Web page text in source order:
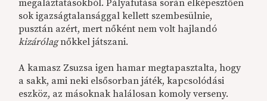
megaláztatásokból. Pályafutása során elképesztően
sok igazságtalansággal kellett szembesülnie,
pusztán azért, mert nőként nem volt hajlandó
kizárólagnőkkel játszani.
A kamasz Zsuzsa igen hamar megtapasztalta, hogy
a sakk, ami neki elsősorban játék, kapcsolódási
eszköz, az másoknak halálosan komoly verseny.